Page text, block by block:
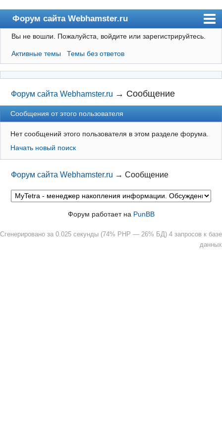
Форум сайта Webhamster.ru
Форум
Пользователи
Поиск
Регистрация
Вход
Webhamster.ru
Вы не вошли. Пожалуйста, войдите или зарегистрируйтесь.
Активные темы Темы без ответов
Форум сайта Webhamster.ru → Сообщение
Сообщения от этого пользователя
Нет сообщений этого пользователя в этом разделе форума.
Начать новый поиск
Форум сайта Webhamster.ru →Сообщение
Форум работает на PunBB
Сгенерировано за 0.025 секунды (74% PHP — 26% БД) 4 запросов к базе
данных